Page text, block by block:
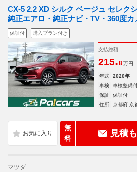
CX-5 2.2 XD シルク ベージュ セレク
純正エアロ・純正ナビ・TV・360度カ
保証付 購入プラン付き
支払総額
215.8 万円
年式 2020年
車検
車検整備
保証
保証付
住所
京都府 京
無
料
見積
マツダ